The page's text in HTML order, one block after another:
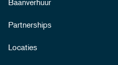
Baanverhuur
Partnerships
Locaties